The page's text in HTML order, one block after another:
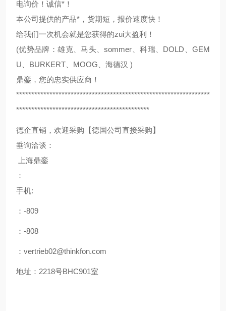
电询价！诚信*！
本公司提供的产品*，货期短，报价速度快！
给我们一次机会就是您获得的zui大盈利！
(优势品牌：雄克、马头、sommer、科瑞、DOLD、GEM
U、BURKERT、MOOG、海德汉 )
鼎銮，您的忠实供应商！
****************************************************************
********************************************
德企直销，欢迎采购【德国公司直接采购】
垂询洽谈：
上海鼎銮
：
手机:
：-809
：-808
：vertrieb02@thinkfon.com
地址：2218号BHC901室